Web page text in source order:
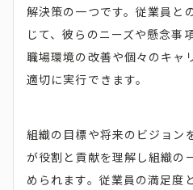
解決策の一つです。従業員と
じて、彼らのニーズや懸念事
職場環境の改善や個々のキャ
適切に実行できます。
組織の目標や将来のビジョン
が役割と貢献を理解し組織の
められます。従業員の満足度